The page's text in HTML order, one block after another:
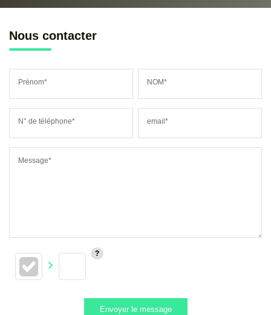
Nous contacter
Prénom* NOM*
N° de téléphone* email*
Message*
Envoyer le message